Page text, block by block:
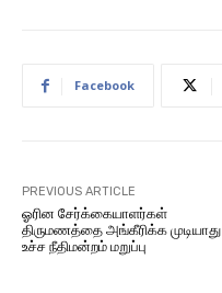
Facebook
PREVIOUS ARTICLE
ஓரின சேர்க்கையாளர்கள்
திருமணத்தை அங்கீரிக்க முடியாது |
உச்ச நீதிமன்றம் மறுப்பு